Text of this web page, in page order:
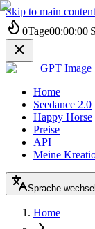
Skip to main content
0Tage00:00:00|
GPT Image
Home
Seedance 2.0
Happy Horse
Preise
API
Meine
Sprache
Home